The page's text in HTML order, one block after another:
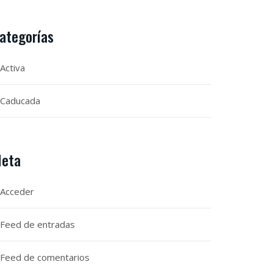
Activa
Caducada
Acceder
Feed de entradas
Feed de comentarios